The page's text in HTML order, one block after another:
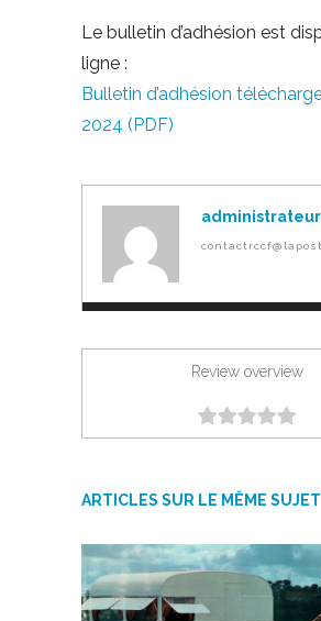
Le bulletin d’adhésion est
ligne :
Bulletin d’adhésion
2024 (PDF)
administrateur
Review overview
ARTICLES SUR LE MÊME SUJET